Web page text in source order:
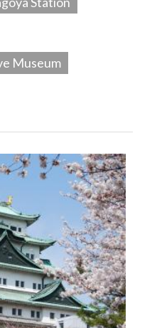
Museum